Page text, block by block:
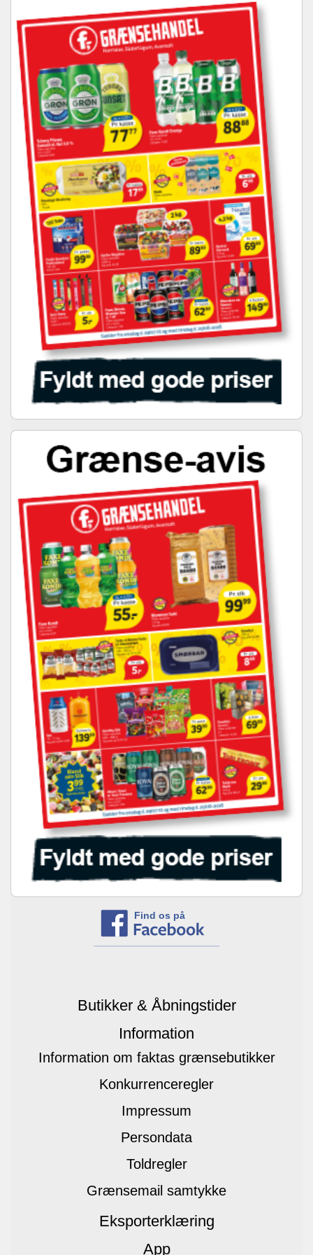
Find os på
Butikker & Åbningstider
Information
Information om faktas grænsebutikker
Konkurrenceregler
Impressum
Persondata
Toldregler
Grænsemail samtykke
Eksporterklæring
App